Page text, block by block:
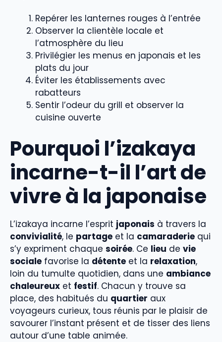
Repérer les lanternes rouges à l’entrée
Observer la clientèle locale et
l’atmosphère du lieu
Privilégier les menus en japonais et les
plats du jour
Éviter les établissements avec
rabatteurs
Sentir l’odeur du grill et observer la
cuisine ouverte
Pourquoi l’izakaya
incarne-t-il l’art de
vivre à la japonaise
L’izakaya incarne l’esprit japonais à travers la
convivialité, le partage et la camaraderie qui
s’y expriment chaque soirée. Ce lieu de vie
sociale favorise la détente et la relaxation,
loin du tumulte quotidien, dans une ambiance
chaleureux et festif. Chacun y trouve sa
place, des habitués du quartier aux
voyageurs curieux, tous réunis par le plaisir de
savourer l’instant présent et de tisser des liens
autour d’une table animée.